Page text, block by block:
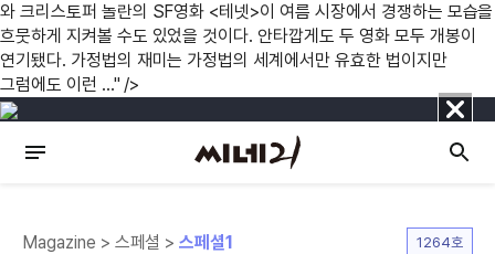
와 크리스토퍼 놀란의 SF영화 <테넷>이 여름 시장에서 경쟁하는 모습을
흐뭇하게 지켜볼 수도 있었을 것이다. 안타깝게도 두 영화 모두 개봉이
연기됐다. 가정법의 재미는 가정법의 세계에서만 유효한 법이지만
그럼에도 이런 ..." />
닫
기
Magazine > 스페셜 >스페셜1 1264호